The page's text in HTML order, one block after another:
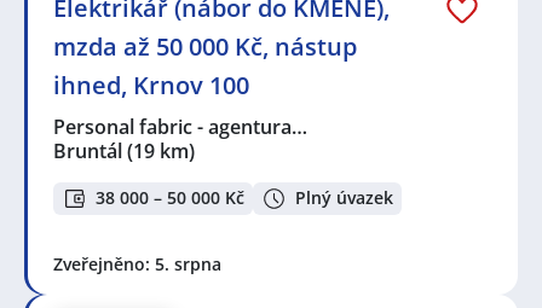
Elektrikář (nábor do KMENE),
mzda až 50 000 Kč, nástup
ihned, Krnov 100
Personal fabric - agentura…
Bruntál(19 km)
38 000 – 50 000 Kč Plný úvazek
Zveřejněno: 5. srpna